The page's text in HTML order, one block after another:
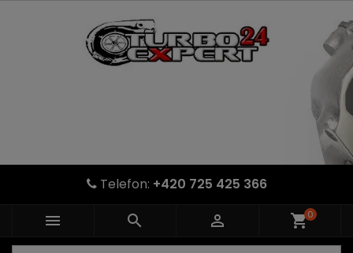
Telefon: +420 725 425 366
   shopping_cart0